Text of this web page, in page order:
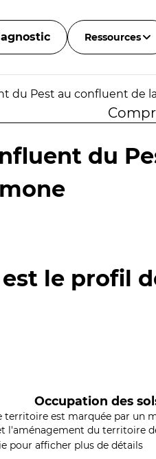
Ressources
du Pest au confluent de
du
le profil
Occupation des
territoire est marquée par un
l'aménagement du territoire
pour afficher plus de détails